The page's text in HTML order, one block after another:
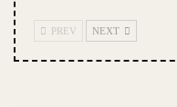
PREV NEXT